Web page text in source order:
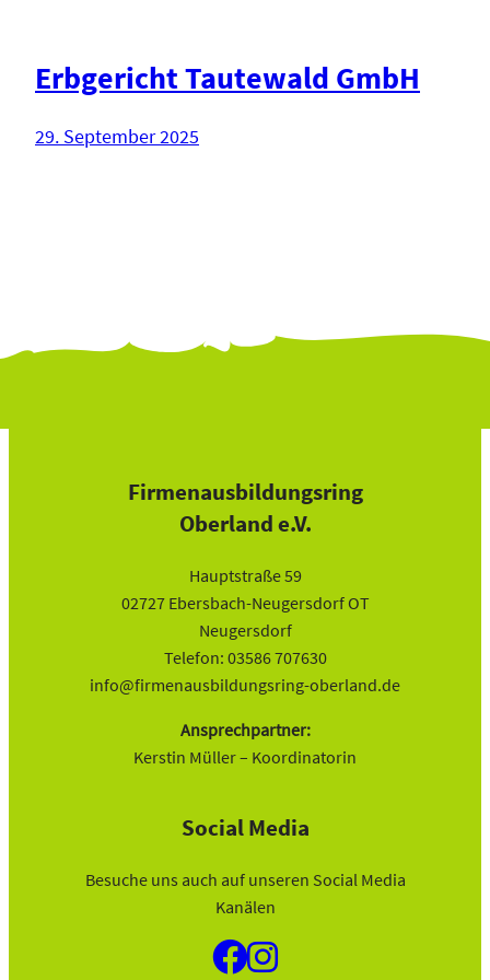
Erbgericht Tautewald GmbH
29. September 2025
Firmenausbildungsring
Oberland e.V.
Hauptstraße 59
02727 Ebersbach-Neugersdorf OT
Neugersdorf
Telefon: 03586 707630
info@firmenausbildungsring-oberland.de
Ansprechpartner:
Kerstin Müller – Koordinatorin
Social Media
Besuche uns auch auf unseren Social Media
Kanälen